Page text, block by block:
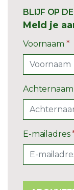
BLIJF OP
Meld je
Voornaam *
E-mailadres